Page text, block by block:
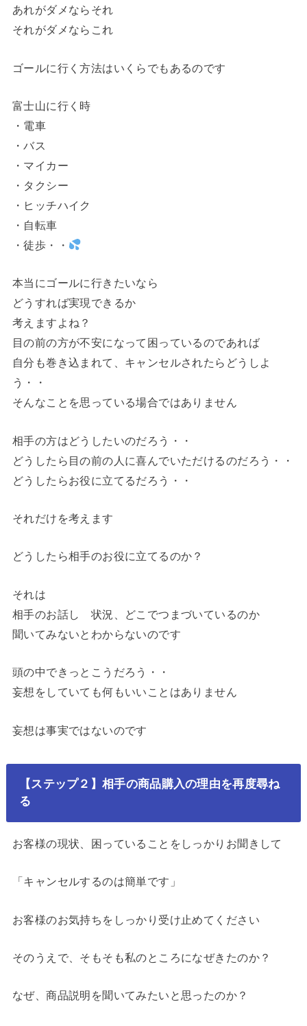
あれがダメならそれ
それがダメならこれ
ゴールに行く方法はいくらでもあるのです
富士山に行く時
・電車
・バス
・マイカー
・タクシー
・ヒッチハイク
・自転車
・徒歩・・
本当にゴールに行きたいなら
どうすれば実現できるか
考えますよね？
目の前の方が不安になって困っているのであれば
自分も巻き込まれて、キャンセルされたらどうしよ
う・・
そんなことを思っている場合ではありません
相手の方はどうしたいのだろう・・
どうしたら目の前の人に喜んでいただけるのだろう・・
どうしたらお役に立てるだろう・・
それだけを考えます
どうしたら相手のお役に立てるのか？
それは
相手のお話し 状況、どこでつまづいているのか
聞いてみないとわからないのです
頭の中できっとこうだろう・・
妄想をしていても何もいいことはありません
妄想は事実ではないのです
【ステップ２】相手の商品購入の理由を再度尋ね
る
お客様の現状、困っていることをしっかりお聞きして
「キャンセルするのは簡単です」
お客様のお気持ちをしっかり受け止めてください
そのうえで、そもそも私のところになぜきたのか？
なぜ、商品説明を聞いてみたいと思ったのか？